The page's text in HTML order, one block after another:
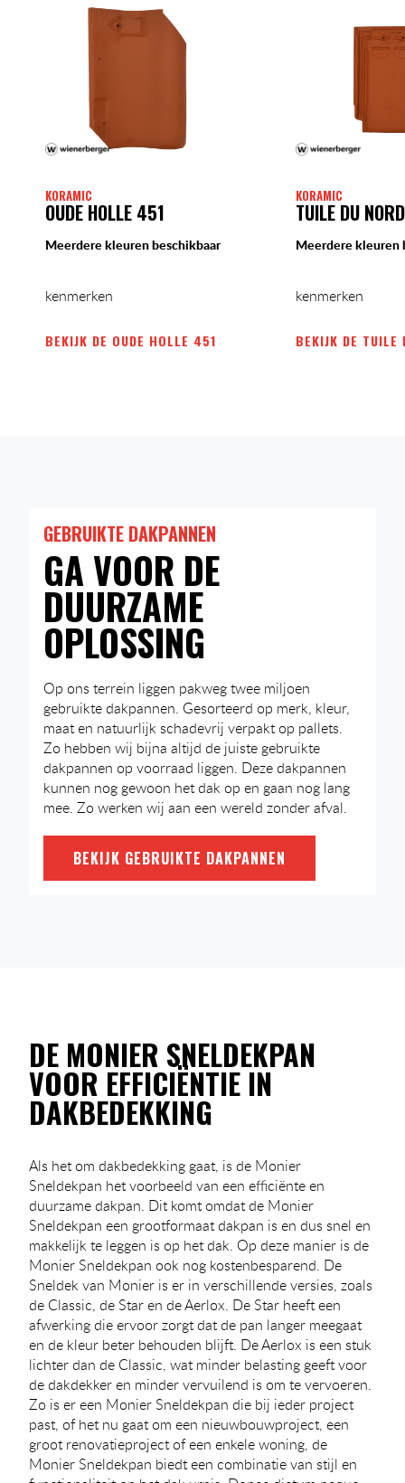
KORAMIC
OUDE HOLLE 451
Meerdere kleuren beschikbaar
kenmerken
BEKIJK DE OUDE HOLLE 451
KORAMIC
TUILE DU
Meerdere kleuren
kenmerken
BEKIJK DE
GEBRUIKTE DAKPANNEN
GA VOOR DE
DUURZAME
OPLOSSING
Op ons terrein liggen pakweg twee miljoen
gebruikte dakpannen. Gesorteerd op merk, kleur,
maat en natuurlijk schadevrij verpakt op pallets.
Zo hebben wij bijna altijd de juiste gebruikte
dakpannen op voorraad liggen. Deze dakpannen
kunnen nog gewoon het dak op en gaan nog lang
mee. Zo werken wij aan een wereld zonder afval.
BEKIJK GEBRUIKTE DAKPANNEN
DE MONIER SNELDEKPAN
VOOR EFFICIËNTIE IN
DAKBEDEKKING
Als het om dakbedekking gaat, is de Monier
Sneldekpan het voorbeeld van een efficiënte en
duurzame dakpan. Dit komt omdat de Monier
Sneldekpan een grootformaat dakpan is en dus snel en
makkelijk te leggen is op het dak. Op deze manier is de
Monier Sneldekpan ook nog kostenbesparend. De
Sneldek van Monier is er in verschillende versies, zoals
de Classic, de Star en de Aerlox. De Star heeft een
afwerking die ervoor zorgt dat de pan langer meegaat
en de kleur beter behouden blijft. De Aerlox is een stuk
lichter dan de Classic, wat minder belasting geeft voor
de dakdekker en minder vervuilend is om te vervoeren.
Zo is er een Monier Sneldekpan die bij ieder project
past, of het nu gaat om een nieuwbouwproject, een
groot renovatieproject of een enkele woning, de
Monier Sneldekpan biedt een combinatie van stijl en